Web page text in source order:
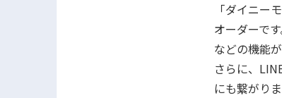
「ダイニー
オーダーで
などの機能
さらに、
にも繋がりま